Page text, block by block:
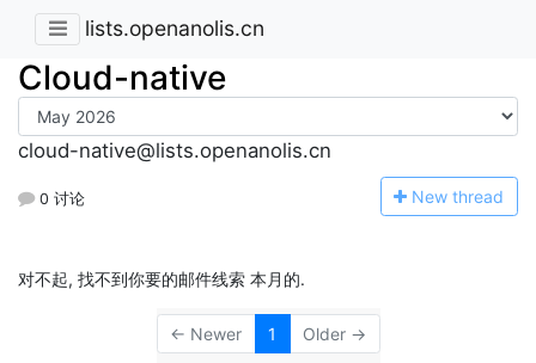
lists.openanolis.cn
Cloud-native
cloud-native@lists.openanolis.cn
0 讨论 New thread
对不起, 找不到你要的邮件线索 本月的.
← Newer 1 Older →